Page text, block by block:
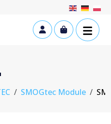
Account
Cart
SMOGtec Module